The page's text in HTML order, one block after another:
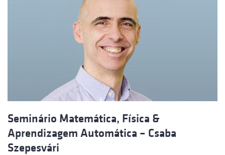
Seminário Matemática, Física &
Aprendizagem Automática – Csaba
Szepesvári